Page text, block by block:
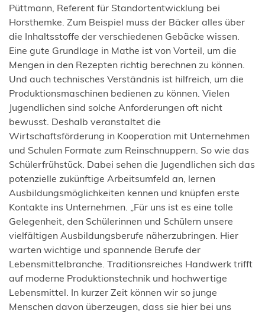
Püttmann, Referent für Standortentwicklung bei
Horsthemke. Zum Beispiel muss der Bäcker alles über
die Inhaltsstoffe der verschiedenen Gebäcke wissen.
Eine gute Grundlage in Mathe ist von Vorteil, um die
Mengen in den Rezepten richtig berechnen zu können.
Und auch technisches Verständnis ist hilfreich, um die
Produktionsmaschinen bedienen zu können. Vielen
Jugendlichen sind solche Anforderungen oft nicht
bewusst. Deshalb veranstaltet die
Wirtschaftsförderung in Kooperation mit Unternehmen
und Schulen Formate zum Reinschnuppern. So wie das
Schülerfrühstück. Dabei sehen die Jugendlichen sich das
potenzielle zukünftige Arbeitsumfeld an, lernen
Ausbildungsmöglichkeiten kennen und knüpfen erste
Kontakte ins Unternehmen. „Für uns ist es eine tolle
Gelegenheit, den Schülerinnen und Schülern unsere
vielfältigen Ausbildungsberufe näherzubringen. Hier
warten wichtige und spannende Berufe der
Lebensmittelbranche. Traditionsreiches Handwerk trifft
auf moderne Produktionstechnik und hochwertige
Lebensmittel. In kurzer Zeit können wir so junge
Menschen davon überzeugen, dass sie hier bei uns